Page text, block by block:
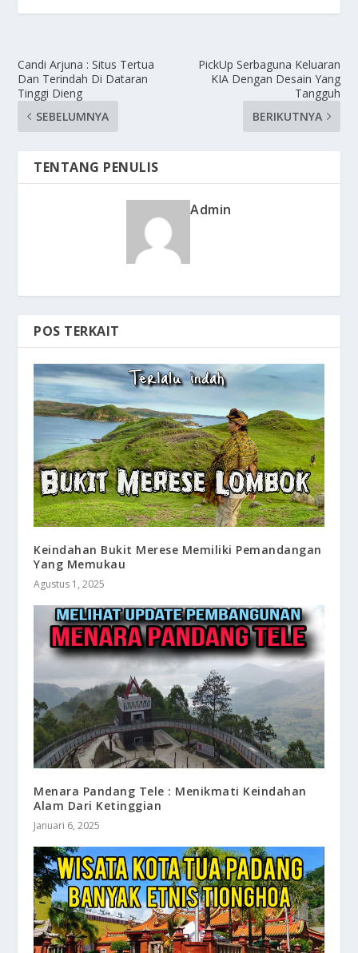
Candi Arjuna : Situs Tertua
Dan Terindah Di Dataran
Tinggi Dieng
SEBELUMNYA
PickUp Serbaguna Keluaran
KIA Dengan Desain Yang
Tangguh
BERIKUTNYA
TENTANG PENULIS
Admin
POS TERKAIT
Keindahan Bukit Merese Memiliki Pemandangan
Yang Memukau
Agustus 1, 2025
Menara Pandang Tele : Menikmati Keindahan
Alam Dari Ketinggian
Januari 6, 2025